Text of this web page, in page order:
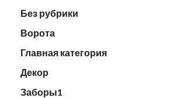
Без рубрики
Ворота
Главная категория
Декор
Заборы1